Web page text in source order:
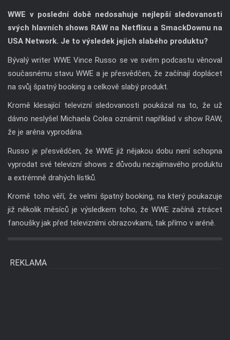
WWE v poslední době nedosahuje nejlepší sledovanosti
svých hlavních shows RAW na Netflixu a SmackDownu na
USA Network. Je to výsledek jejich slabého produktu?
Bývalý writer WWE Vince Russo se ve svém podcastu věnoval
současnému stavu WWE a je přesvědčen, že začínají doplácet
na svůj špatný booking a celkově slabý produkt.
Kromě klesající televizní sledovanosti poukázal na to, že už
dávno neslyšel Michaela Colea oznámit například v show RAW,
že je aréna vyprodána.
Russo je přesvědčen, že WWE již nějakou dobu není schopna
vyprodat své televizní shows z důvodu nezajímavého produktu
a extrémně drahých lístků.
Kromě toho věří, že velmi špatný booking, na který poukazuje
již několik měsíců je výsledkem toho, že WWE začíná ztrácet
fanoušky jak před televizními obrazovkami, tak přímo v aréně.
REKLAMA